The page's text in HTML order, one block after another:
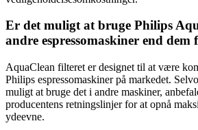
Er det muligt at bruge Philips
andre espressomaskiner end dem
AquaClean filteret er designet til at være
Philips espressomaskiner på markedet.
muligt at bruge det i andre maskiner,
producentens retningslinjer for at opnå
ydeevne.